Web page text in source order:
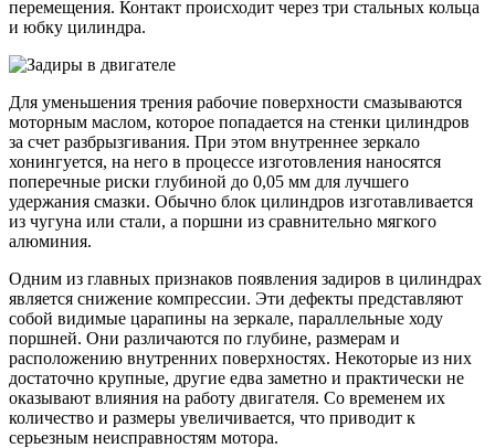
перемещения. Контакт происходит через три стальных кольца
и юбку цилиндра.
Для уменьшения трения рабочие поверхности смазываются
моторным маслом, которое попадается на стенки цилиндров
за счет разбрызгивания. При этом внутреннее зеркало
хонингуется, на него в процессе изготовления наносятся
поперечные риски глубиной до 0,05 мм для лучшего
удержания смазки. Обычно блок цилиндров изготавливается
из чугуна или стали, а поршни из сравнительно мягкого
алюминия.
Одним из главных признаков появления задиров в цилиндрах
является снижение компрессии. Эти дефекты представляют
собой видимые царапины на зеркале, параллельные ходу
поршней. Они различаются по глубине, размерам и
расположению внутренних поверхностях. Некоторые из них
достаточно крупные, другие едва заметно и практически не
оказывают влияния на работу двигателя. Со временем их
количество и размеры увеличивается, что приводит к
серьезным неисправностям мотора.